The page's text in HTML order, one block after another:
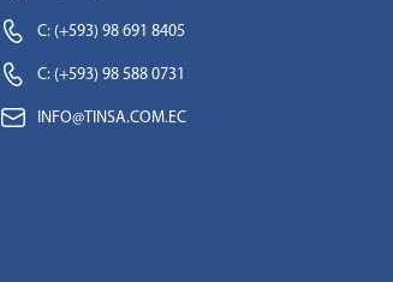
C: (+593) 98 691 8405
C: (+593) 98 588 0731
INFO@TINSA.COM.EC